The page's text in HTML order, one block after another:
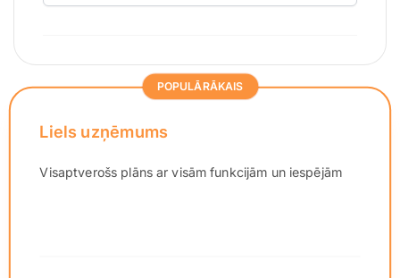
POPULĀRĀKAIS
Liels uzņēmums
Visaptverošs plāns ar visām funkcijām un iespējām